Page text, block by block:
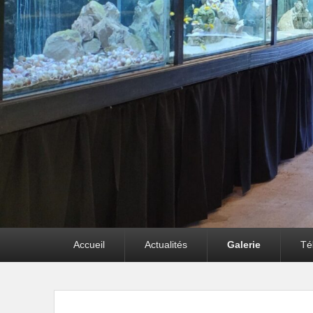
Accueil Actualités Galerie